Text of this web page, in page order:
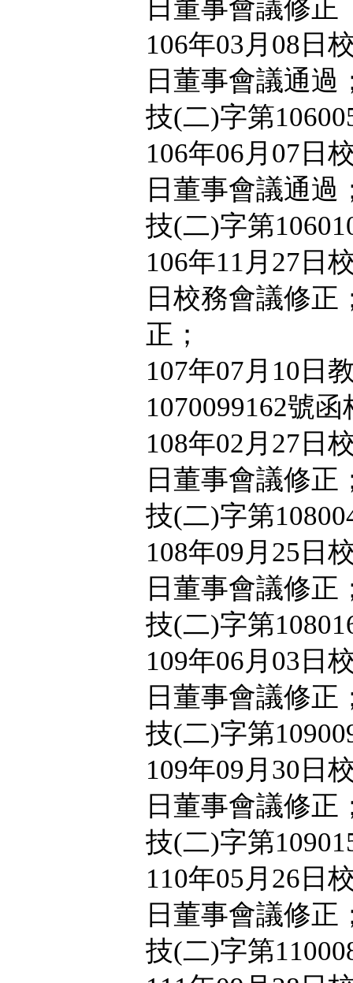
日董事會議修正
106年03月08日
日董事會議通過
技(二)字第
106年06月07日
日董事會議通過
技(二)字第
106年11月27日
日校務會議修正
正；
107年07月10日
1070099162號函
108年02月27日
日董事會議修正
技(二)字第
108年09月25日
日董事會議修正
技(二)字第
109年06月03日
日董事會議修正
技(二)字第
109年09月30日
日董事會議修正
技(二)字第
110年05月26日
日董事會議修正
技(二)字第